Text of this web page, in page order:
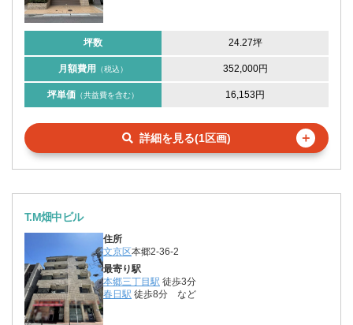
坪数 24.27坪
月額費用 （税込） 352,000円
坪単価 （共益費を含む） 16,153円
詳細を見る(1区画) ＋
T.M畑中ビル
住所
文京区本郷2-36-2
最寄り駅
本郷三丁目駅 徒歩3分
春日駅 徒歩8分 など